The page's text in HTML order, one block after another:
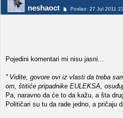
neshaoct Poslao: 27 Jul 2011
Pojedini komentari mi nisu jasni...
'' Vidite, govore ovi iz vlasti da treba
om, štitiće pripadnike EULEKSA,
Pa, naravno da će to da kažu, a šta
Političari su tu da rade jedno, a pričaju